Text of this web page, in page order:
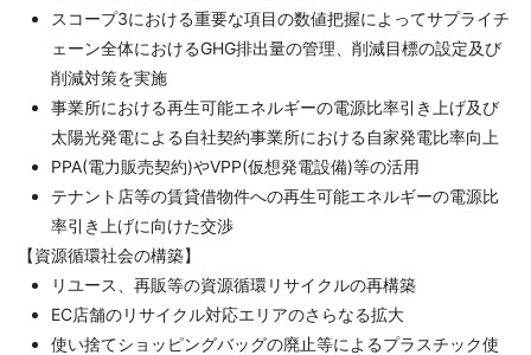
スコープ3における重要な項目の数値把握によってサプライチ
ェーン全体におけるGHG排出量の管理、削減目標の設定及び
削減対策を実施
事業所における再生可能エネルギーの電源比率引き上げ及び
太陽光発電による自社契約事業所における自家発電比率向上
PPA(電力販売契約)やVPP(仮想発電設備)等の活用
テナント店等の賃貸借物件への再生可能エネルギーの電源比
率引き上げに向けた交渉
【資源循環社会の構築】
リユース、再販等の資源循環リサイクルの再構築
EC店舗のリサイクル対応エリアのさらなる拡大
使い捨てショッピングバッグの廃止等によるプラスチック使